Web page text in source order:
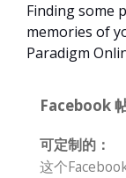
Finding some
memories of
Paradigm
Facebook
可定制的：
这个